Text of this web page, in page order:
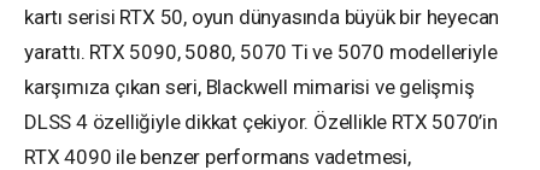
kartı serisi RTX 50, oyun dünyasında büyük bir heyecan
yarattı. RTX 5090, 5080, 5070 Ti ve 5070 modelleriyle
karşımıza çıkan seri, Blackwell mimarisi ve gelişmiş
DLSS 4 özelliğiyle dikkat çekiyor. Özellikle RTX 5070’in
RTX 4090 ile benzer performans vadetmesi,